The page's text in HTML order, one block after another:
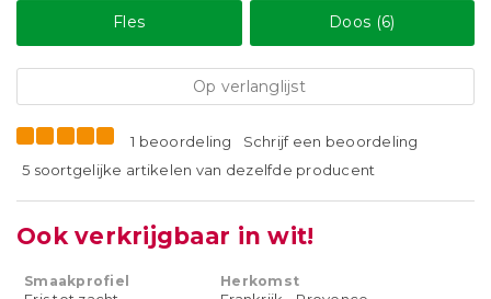
Fles Doos (6)
Op verlanglijst
1 beoordeling
Schrijf een beoordeling
5 soortgelijke artikelen van dezelfde producent
Ook verkrijgbaar in wit!
Smaakprofiel Herkomst